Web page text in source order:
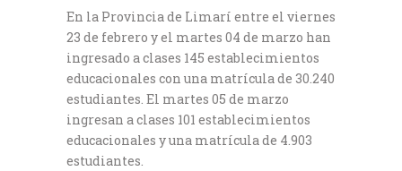
En la Provincia de Limarí entre el viernes
23 de febrero y el martes 04 de marzo han
ingresado a clases 145 establecimientos
educacionales con una matrícula de 30.240
estudiantes. El martes 05 de marzo
ingresan a clases 101 establecimientos
educacionales y una matrícula de 4.903
estudiantes.